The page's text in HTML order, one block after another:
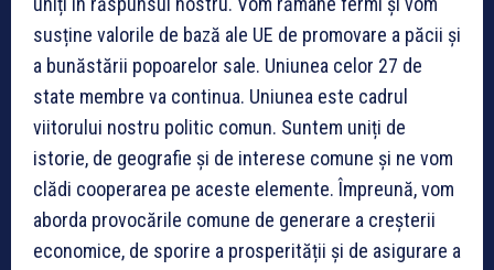
susține valorile de bază ale UE de promovare a păcii și
a bunăstării popoarelor sale. Uniunea celor 27 de
state membre va continua. Uniunea este cadrul
viitorului nostru politic comun. Suntem uniți de
istorie, de geografie și de interese comune și ne vom
clădi cooperarea pe aceste elemente. Împreună, vom
aborda provocările comune de generare a creșterii
economice, de sporire a prosperității și de asigurare a